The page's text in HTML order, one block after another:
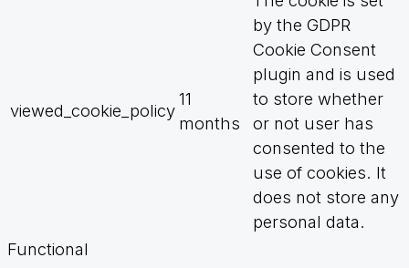
viewed_cookie_policy
11
months
by the GDPR
Cookie Consent
plugin and is used
to store whether
or not user has
consented to the
use of cookies. It
does not store any
personal data.
Functional